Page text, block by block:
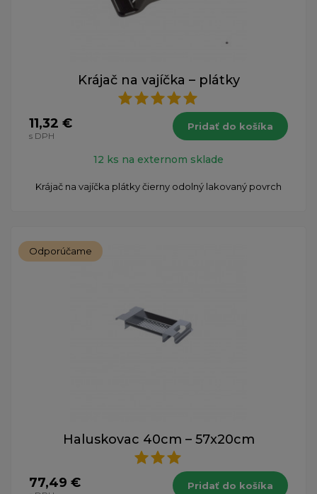
Krájač na vajíčka – plátky
11,32 €
s DPH
Pridať do košíka
12 ks na externom sklade
Krájač na vajíčka plátky čierny odolný lakovaný povrch
Odporúčame
Haluskovac 40cm – 57x20cm
77,49 € Pridať do košíka